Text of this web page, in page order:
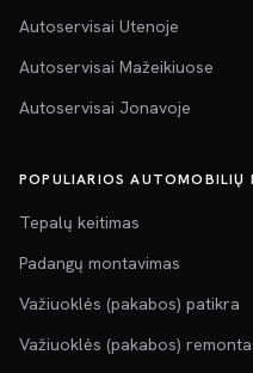
Autoservisai Utenoje
Autoservisai Mažeikiuose
Autoservisai Jonavoje
POPULIARIOS AUTOMOBILIŲ
Tepalų keitimas
Padangų montavimas
Važiuoklės (pakabos) patikra
Važiuoklės (pakabos)